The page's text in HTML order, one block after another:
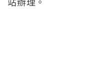
站辦理。